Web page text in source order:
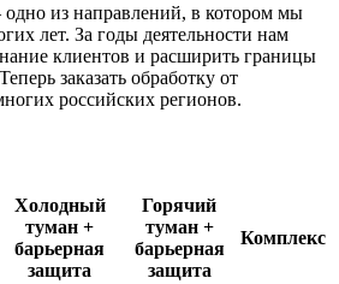
из направлений, в котором мы
лет. За годы деятельности нам
клиентов и расширить границы
заказать обработку от
российских регионов.
Холодный
туман +
барьерная
защита
Горячий
туман +
барьерная
защита
Комплекс